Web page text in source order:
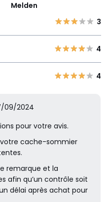
Melden
3
4
4
09/2024
pour votre avis.
cache-sommier
remarque et la
afin qu’un contrôle soit
délai après achat pour